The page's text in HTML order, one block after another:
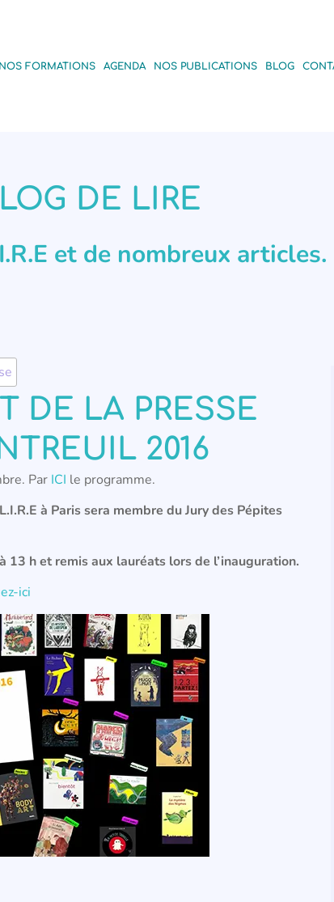
NOS FORMATIONS AGENDA NOS PUBLICATIONS BLOG
DE LIRE
et de nombreux articles.
DE LA PRESSE
2016
Par ICI le programme.
L.I.R.E à Paris sera membre du Jury des Pépites
h et remis aux lauréats lors de l’inauguration.
ici